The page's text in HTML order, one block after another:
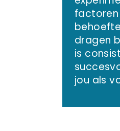
factoren
dragen
is
jou als